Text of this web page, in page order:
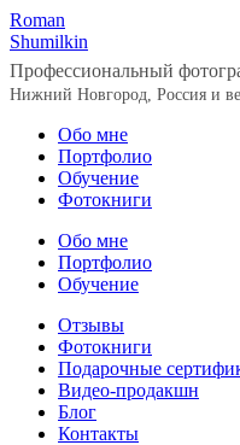
Roman
Shumilkin
Профессиональный
Нижний Новгород, Россия и
Обо мне
Портфолио
Обучение
Фотокниги
Обо мне
Портфолио
Обучение
Отзывы
Фотокниги
Подарочные
Видео-продакшн
Блог
Контакты